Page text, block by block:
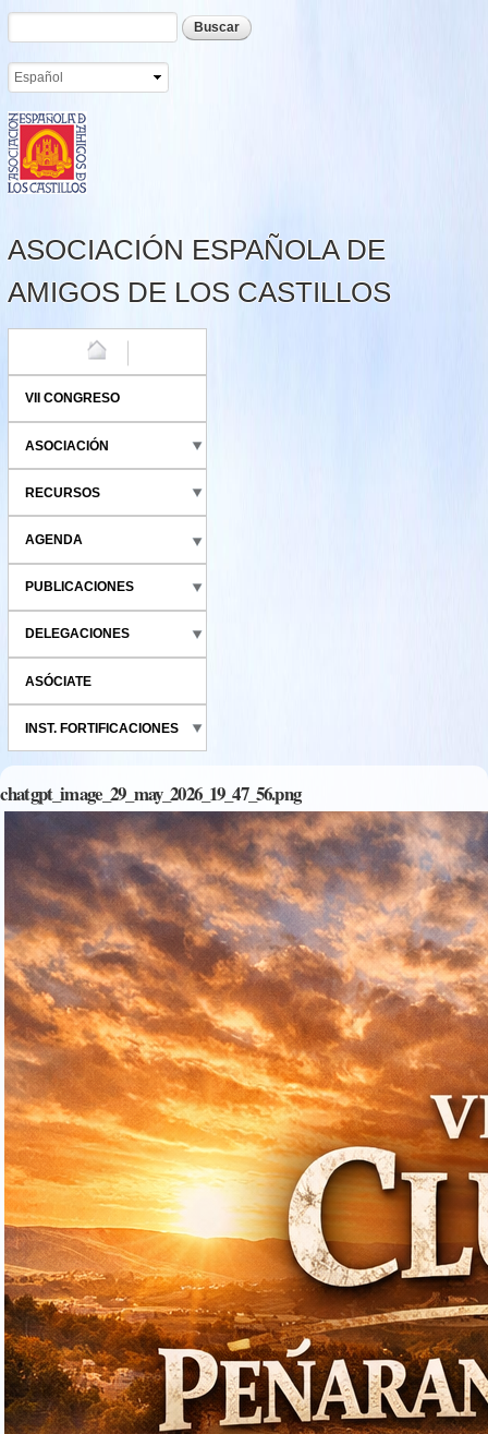
Pasar al
contenido
Formulario de búsqueda
Buscar
ASOCIACIÓN ESPAÑOLA DE
AMIGOS DE LOS CASTILLOS
VII CONGRESO
ASOCIACIÓN
RECURSOS
AGENDA
PUBLICACIONES
DELEGACIONES
ASÓCIATE
INST. FORTIFICACIONES
chatgpt_image_29_may_2026_19_47_56.png